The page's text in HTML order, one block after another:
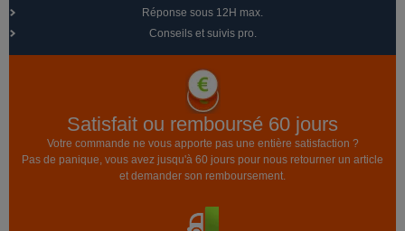
Réponse sous 12H max.
Conseils et suivis pro.
Satisfait ou remboursé 60 jours
Votre commande ne vous apporte pas une entière satisfaction ?
Pas de panique, vous avez jusqu'à 60 jours pour nous retourner un article
et demander son remboursement.